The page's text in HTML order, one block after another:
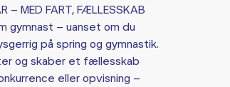
– MED FART, FÆLLESSKAB
gymnast – uanset om du
på spring og gymnastik.
og skaber et fællesskab
eller opvisning –